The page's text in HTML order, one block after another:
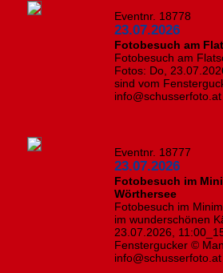
Eventnr. 18778
23.07.2026
Fotobesuch am
Fotobesuch am
Fotos: Do,
sind vom
Eventnr. 18777
23.07.2026
Fotobesuch im
Wörthersee
Fotobesuch im
im wunderschönen
23.07.2026,
Fenstergucker ©